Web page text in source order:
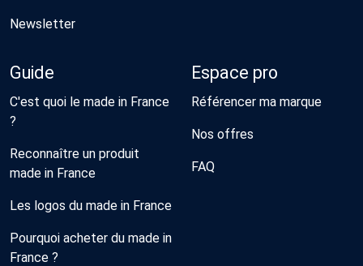
Newsletter
Guide
C'est quoi le made in France
?
Reconnaître un produit
made in France
Les logos du made in France
Pourquoi acheter du made in
France ?
Espace pro
Référencer ma marque
Nos offres
FAQ